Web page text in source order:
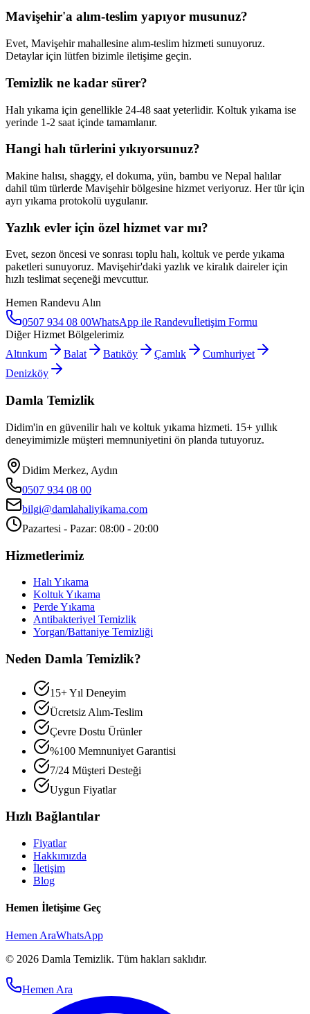
Mavişehir'a alım-teslim yapıyor musunuz?
Evet, Mavişehirmahallesine alım-teslim hizmeti sunuyoruz.
Detaylar için lütfen bizimle iletişime geçin.
Temizlik ne kadar sürer?
Halı yıkama için genellikle 24-48 saat yeterlidir. Koltuk yıkama ise
yerinde 1-2 saat içinde tamamlanır.
Hangi halı türlerini yıkıyorsunuz?
Makine halısı, shaggy, el dokuma, yün, bambu ve Nepal halılar
dahil tüm türlerde Mavişehirbölgesine hizmet veriyoruz. Her tür için
ayrı yıkama protokolü uygulanır.
Yazlık evler için özel hizmet var mı?
Evet, sezon öncesi ve sonrası toplu halı, koltuk ve perde yıkama
paketleri sunuyoruz. Mavişehir'daki yazlık ve kiralık daireler için
hızlı teslimat seçeneği mevcuttur.
Hemen Randevu Alın
0507 934 08 00WhatsApp ile Randevuİletişim Formu
Diğer Hizmet Bölgelerimiz
Altınkum
Balat Batıköy Çamlık
Cumhuriyet
Denizköy
Damla Temizlik
Didim'in en güvenilir halı ve koltuk yıkama hizmeti. 15+ yıllık
deneyimimizle müşteri memnuniyetini ön planda tutuyoruz.
Didim Merkez, Aydın
0507 934 08 00
bilgi@damlahaliyikama.com
Pazartesi - Pazar: 08:00 - 20:00
Hizmetlerimiz
Halı Yıkama
Koltuk Yıkama
Perde Yıkama
Antibakteriyel Temizlik
Yorgan/Battaniye Temizliği
Neden Damla Temizlik?
15+ Yıl Deneyim
Ücretsiz Alım-Teslim
Çevre Dostu Ürünler
%100 Memnuniyet Garantisi
7/24 Müşteri Desteği
Uygun Fiyatlar
Hızlı Bağlantılar
Fiyatlar
Hakkımızda
İletişim
Blog
Hemen İletişime Geç
Hemen AraWhatsApp
© 2026 Damla Temizlik. Tüm hakları saklıdır.
Hemen Ara